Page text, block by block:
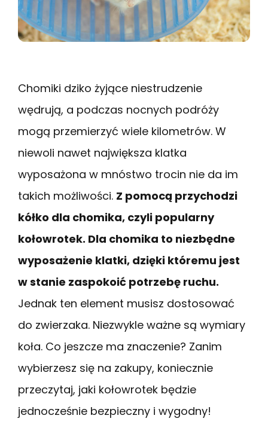
Chomiki dziko żyjące niestrudzenie
wędrują, a podczas nocnych podróży
mogą przemierzyć wiele kilometrów. W
niewoli nawet największa klatka
wyposażona w mnóstwo trocin nie da im
takich możliwości. Z pomocą przychodzi
kółko dla chomika, czyli popularny
kołowrotek. Dla chomika to niezbędne
wyposażenie klatki, dzięki któremu jest
w stanie zaspokoić potrzebę ruchu.
Jednak ten element musisz dostosować
do zwierzaka. Niezwykle ważne są wymiary
koła. Co jeszcze ma znaczenie? Zanim
wybierzesz się na zakupy, koniecznie
przeczytaj, jaki kołowrotek będzie
jednocześnie bezpieczny i wygodny!